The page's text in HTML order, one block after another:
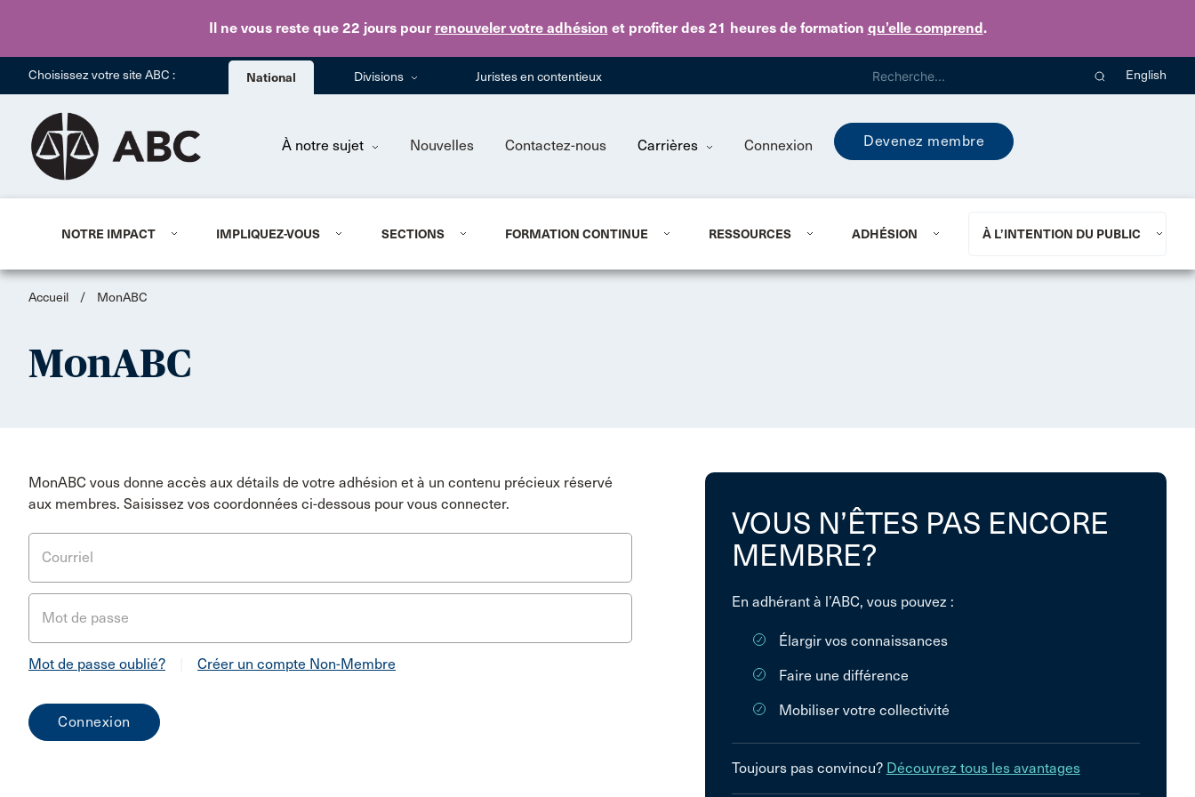
Il ne vous reste que 22 jourspour renouveler votre adhésion et profiter des 21 heures de formation qu’elle comprend.
Skip to main content
Choisissez votre site ABC : National Divisions Juristes en contentieux English
À notre sujet Nouvelles Contactez-nous Carrières Connexion Devenez membre
NOTRE IMPACT IMPLIQUEZ-VOUS SECTIONS FORMATION CONTINUE RESSOURCES ADHÉSION À L’INTENTION DU PUBLIC
Accueil / MonABC
MonABC
MonABC vous donne accès aux détails de votre adhésion et à un contenu précieux réservé
aux membres. Saisissez vos coordonnées ci-dessous pour vous connecter.
Courriel
Mot de passe
Mot de passe oublié? Créer un compte Non-Membre
VOUS N’ÊTES PAS ENCORE
MEMBRE?
En adhérant à l’ABC, vous pouvez :
Élargir vos connaissances
Faire une différence
Mobiliser votre collectivité
Toujours pas convincu? Découvrez tous les avantages